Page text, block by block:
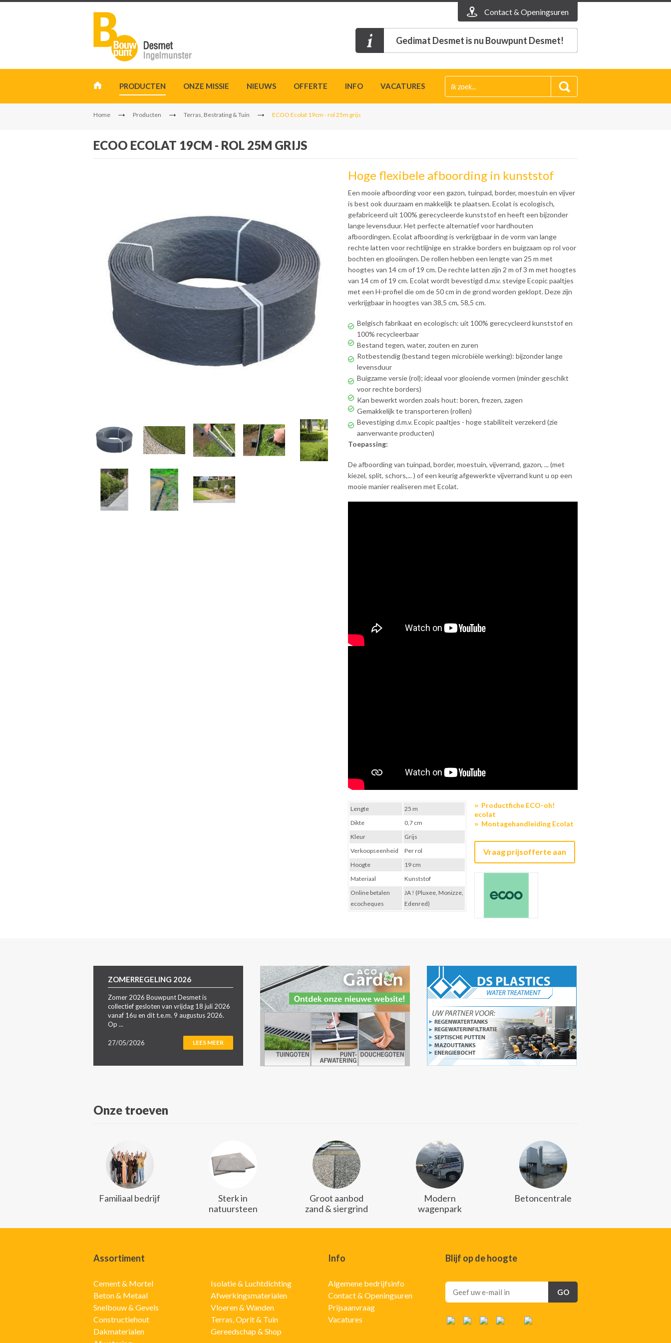
Contact & Openingsuren
Gedimat Desmet is nu Bouwpunt Desmet!
PRODUCTEN ONZE MISSIE NIEUWS OFFERTE INFO VACATURES
Home Producten Terras, Bestrating & Tuin ECOO Ecolat 19cm - rol 25m grijs
ECOO ECOLAT 19CM - ROL 25M GRIJS
Hoge flexibele afboording in kunststof
Een mooie afboording voor een gazon, tuinpad, border, moestuin en vijver
is best ook duurzaam en makkelijk te plaatsen. Ecolat is ecologisch,
gefabriceerd uit 100% gerecycleerde kunststof en heeft een bijzonder
lange levensduur. Het perfecte alternatief voor hardhouten
afboordingen. Ecolat afboording is verkrijgbaar in de vorm van lange
rechte latten voor rechtlijnige en strakke borders en buigzaam op rol voor
bochten en glooiingen. De rollen hebben een lengte van 25 m met
hoogtes van 14 cm of 19 cm. De rechte latten zijn 2 m of 3 m met hoogtes
van 14 cm of 19 cm. Ecolat wordt bevestigd d.m.v. stevige Ecopic paaltjes
met een H-profiel die om de 50 cm in de grond worden geklopt. Deze zijn
verkrijgbaar in hoogtes van 38,5 cm, 58,5 cm.
Belgisch fabrikaat en ecologisch: uit 100% gerecycleerd kunststof en
100% recycleerbaar
Bestand tegen, water, zouten en zuren
Rotbestendig (bestand tegen microbiële werking): bijzonder lange
levensduur
Buigzame versie (rol); ideaal voor glooiende vormen (minder geschikt
voor rechte borders)
Kan bewerkt worden zoals hout: boren, frezen, zagen
Gemakkelijk te transporteren (rollen)
Bevestiging d.m.v. Ecopic paaltjes - hoge stabiliteit verzekerd (zie
aanverwante producten)
Toepassing:
De afboording van tuinpad, border, moestuin, vijverrand, gazon, ... (met
kiezel, split, schors,... ) of een keurig afgewerkte vijverrand kunt u op een
mooie manier realiseren met Ecolat.
Productfiche ECO-oh!
ecolat
Montagehandleiding Ecolat
Vraag prijsofferte aan
Lengte
25 m
Dikte
0,7 cm
Kleur
Grijs
Verkoopseenheid
Per rol
Hoogte
19 cm
Materiaal
Kunststof
Online betalen
ecocheques
JA ! (Pluxee, Monizze,
Edenred)
ZOMERREGELING 2026
Zomer 2026 Bouwpunt Desmet is
collectief gesloten van vrijdag 18 juli 2026
vanaf 16u en dit t.e.m. 9 augustus 2026.
Op ...
27/05/2026 LEES MEER
Onze troeven
Familiaal bedrijf
Sterk in
natuursteen
Groot aanbod
zand & siergrind
Modern
wagenpark
Betoncentrale
Assortiment
Cement & Mortel
Beton & Metaal
Snelbouw & Gevels
Constructiehout
Dakmaterialen
Isolatie & Luchtdichting
Afwerkingsmaterialen
Vloeren & Wanden
Terras, Oprit & Tuin
Gereedschap & Shop
Info
Algemene bedrijfsinfo
Contact & Openingsuren
Prijsaanvraag
Vacatures
Blijf op de hoogte